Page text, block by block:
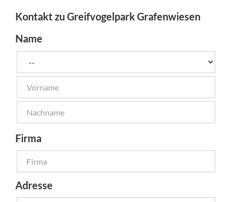
Kontakt zu Greifvogelpark Grafenwiesen
Name
Firma
Adresse